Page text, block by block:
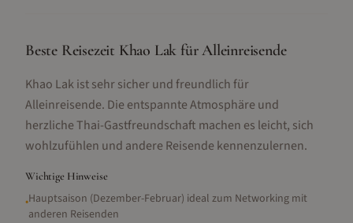
Beste Reisezeit Khao Lak für Alleinreisende
Khao Lak ist sehr sicher und freundlich für
Alleinreisende. Die entspannte Atmosphäre und
herzliche Thai-Gastfreundschaft machen es leicht, sich
wohlzufühlen und andere Reisende kennenzulernen.
Wichtige Hinweise
•Hauptsaison (Dezember-Februar) ideal zum Networking mit
anderen Reisenden